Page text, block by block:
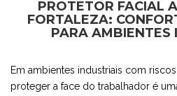
PROTETOR FACIAL
FORTALEZA:
PARA AMBIENTES
Em ambientes industriais com
proteger a face do trabalhador é